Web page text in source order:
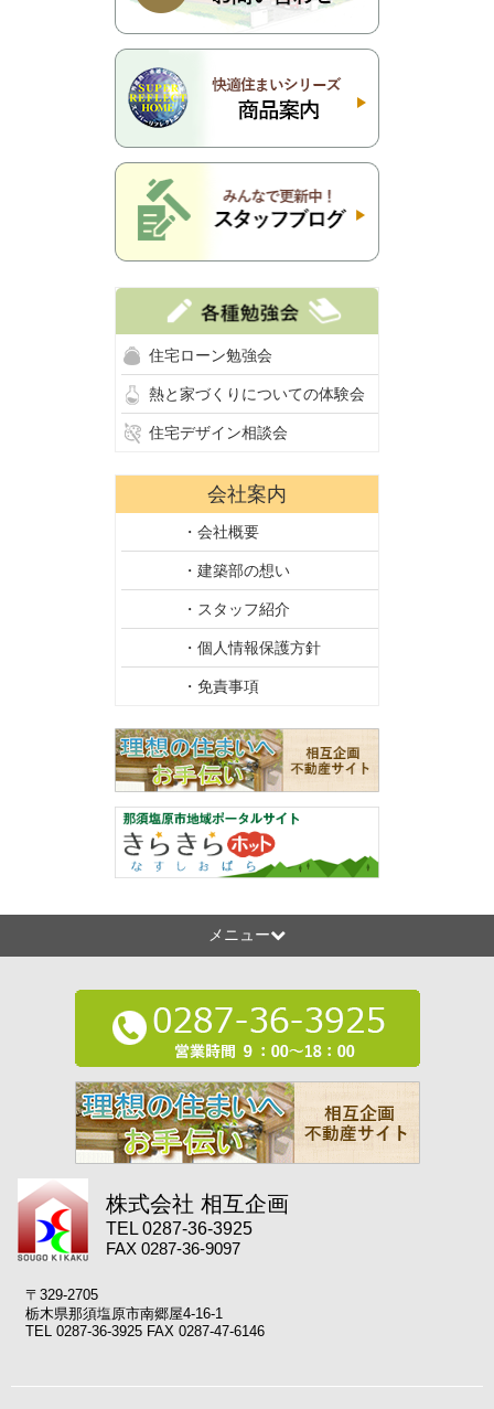
住宅ローン勉強会
熱と家づくりについての体験会
住宅デザイン相談会
会社案内
・会社概要
・建築部の想い
・スタッフ紹介
・個人情報保護方針
・免責事項
メニュー
株式会社 相互企画
TEL 0287-36-3925
FAX 0287-36-9097
〒329-2705
栃木県那須塩原市南郷屋4-16-1
TEL 0287-36-3925 FAX 0287-47-6146